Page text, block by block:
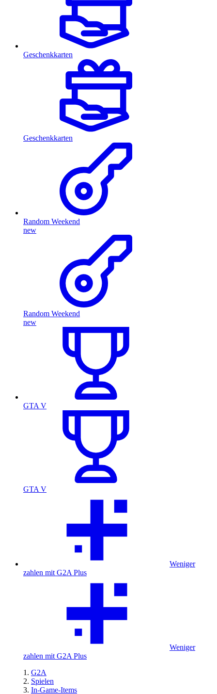
Geschenkkarten
Geschenkkarten
Random Weekend
new
Random Weekend
new
GTA V
GTA V
Weniger
zahlen mit G2A Plus
Weniger
zahlen mit G2A Plus
G2A
Spielen
In-Game-Items